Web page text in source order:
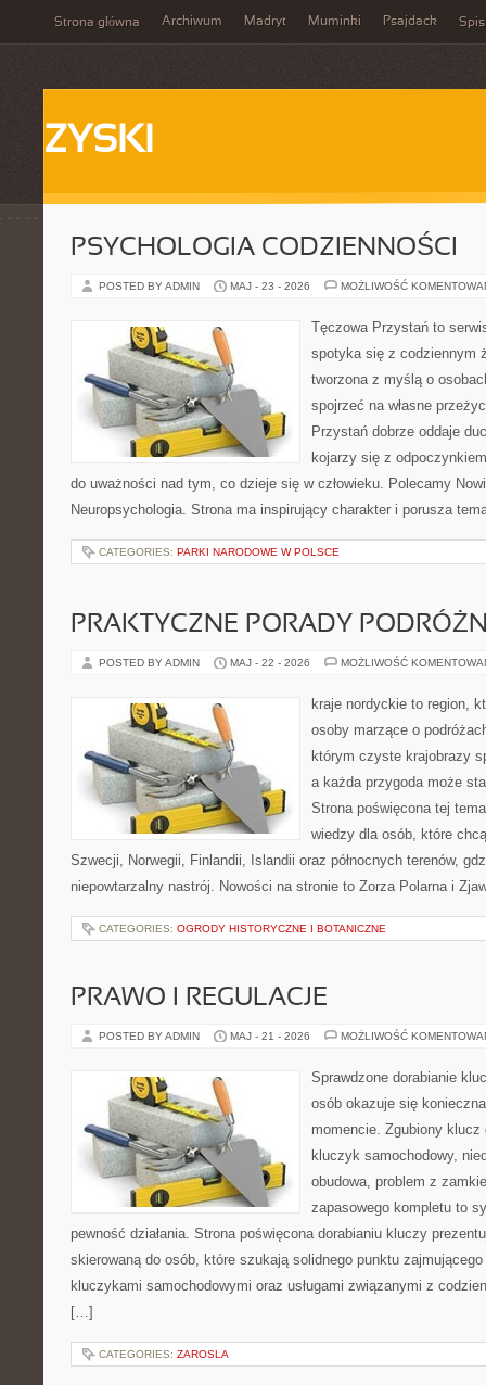
Strona główna Archiwum Madryt Muminki Psajdack Spis
ZYSKI
PSYCHOLOGIA CODZIENNOŚCI
POSTED BY ADMIN MAJ - 23 - 2026 MOŻLIWOŚĆ
Tęczowa Przystań to
spotyka się z codziennym
tworzona z myślą o
spojrzeć na własne
Przystań dobrze oddaje
kojarzy się z
do uważności nad tym, co dzieje się w człowieku. Polecamy
Neuropsychologia. Strona ma inspirujący charakter i porusza
CATEGORIES: PARKI NARODOWE W POLSCE
PRAKTYCZNE PORADY
POSTED BY ADMIN MAJ - 22 - 2026 MOŻLIWOŚĆ
kraje nordyckie to region,
osoby marzące o
którym czyste krajobrazy
a każda przygoda może
Strona poświęcona tej
wiedzy dla osób, które
Szwecji, Norwegii, Finlandii, Islandii oraz północnych terenów,
niepowtarzalny nastrój. Nowości na stronie to Zorza Polarna i
CATEGORIES: OGRODY HISTORYCZNE I BOTANICZNE
PRAWO I REGULACJE
POSTED BY ADMIN MAJ - 21 - 2026 MOŻLIWOŚĆ
Sprawdzone dorabianie
osób okazuje się
momencie. Zgubiony
kluczyk samochodowy,
obudowa, problem z
zapasowego kompletu to
pewność działania. Strona poświęcona dorabianiu kluczy
skierowaną do osób, które szukają solidnego punktu
kluczykami samochodowymi oraz usługami związanymi z
[…]
CATEGORIES: ZAROSLA